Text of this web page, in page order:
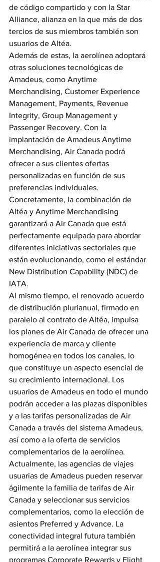
de código compartido y con la Star
Alliance, alianza en la que más de dos
tercios de sus miembros también son
usuarios de Altéa.
Además de estas, la aerolínea adoptará
otras soluciones tecnológicas de
Amadeus, como Anytime
Merchandising, Customer Experience
Management, Payments, Revenue
Integrity, Group Management y
Passenger Recovery. Con la
implantación de Amadeus Anytime
Merchandising, Air Canada podrá
ofrecer a sus clientes ofertas
personalizadas en función de sus
preferencias individuales.
Concretamente, la combinación de
Altéa y Anytime Merchandising
garantizará a Air Canada que está
perfectamente equipada para abordar
diferentes iniciativas sectoriales que
están evolucionando, como el estándar
New Distribution Capability (NDC) de
IATA.
Al mismo tiempo, el renovado acuerdo
de distribución plurianual, firmado en
paralelo al contrato de Altéa, impulsa
los planes de Air Canada de ofrecer una
experiencia de marca y cliente
homogénea en todos los canales, lo
que constituye un aspecto esencial de
su crecimiento internacional. Los
usuarios de Amadeus en todo el mundo
podrán acceder a las plazas disponibles
y a las tarifas personalizadas de Air
Canada a través del sistema Amadeus,
así como a la oferta de servicios
complementarios de la aerolínea.
Actualmente, las agencias de viajes
usuarias de Amadeus pueden reservar
ágilmente la familia de tarifas de Air
Canada y seleccionar sus servicios
complementarios, como la elección de
asientos Preferred y Advance. La
conectividad integral futura también
permitirá a la aerolínea integrar sus
programas Corporate Rewards y Flight